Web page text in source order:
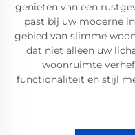
genieten van een
past bij uw moderne
gebied van slimme
dat niet alleen uw
woonruimte
functionaliteit en stijl